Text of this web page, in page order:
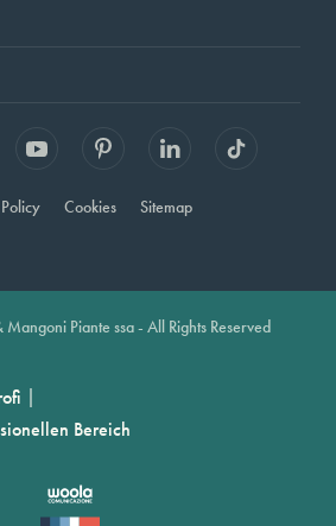
Cookies Sitemap
Piante ssa - All Rights Reserved
|
Bereich